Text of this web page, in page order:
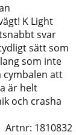
K Light
svar
sätt som
som inte
cymbalen att
är helt
och crasha
Artnr: 1810832